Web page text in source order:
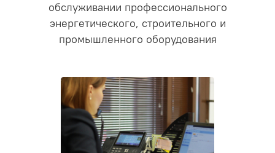
обслуживании профессионального
энергетического, строительного и
промышленного оборудования